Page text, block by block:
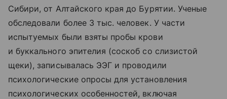
Сибири, от Алтайского края до Бурятии. Ученые
обследовали более 3 тыс. человек. У части
испытуемых были взяты пробы крови
и буккального эпителия (соскоб со слизистой
щеки), записывалась ЭЭГ и проводили
психологические опросы для установления
психологических особенностей, включая